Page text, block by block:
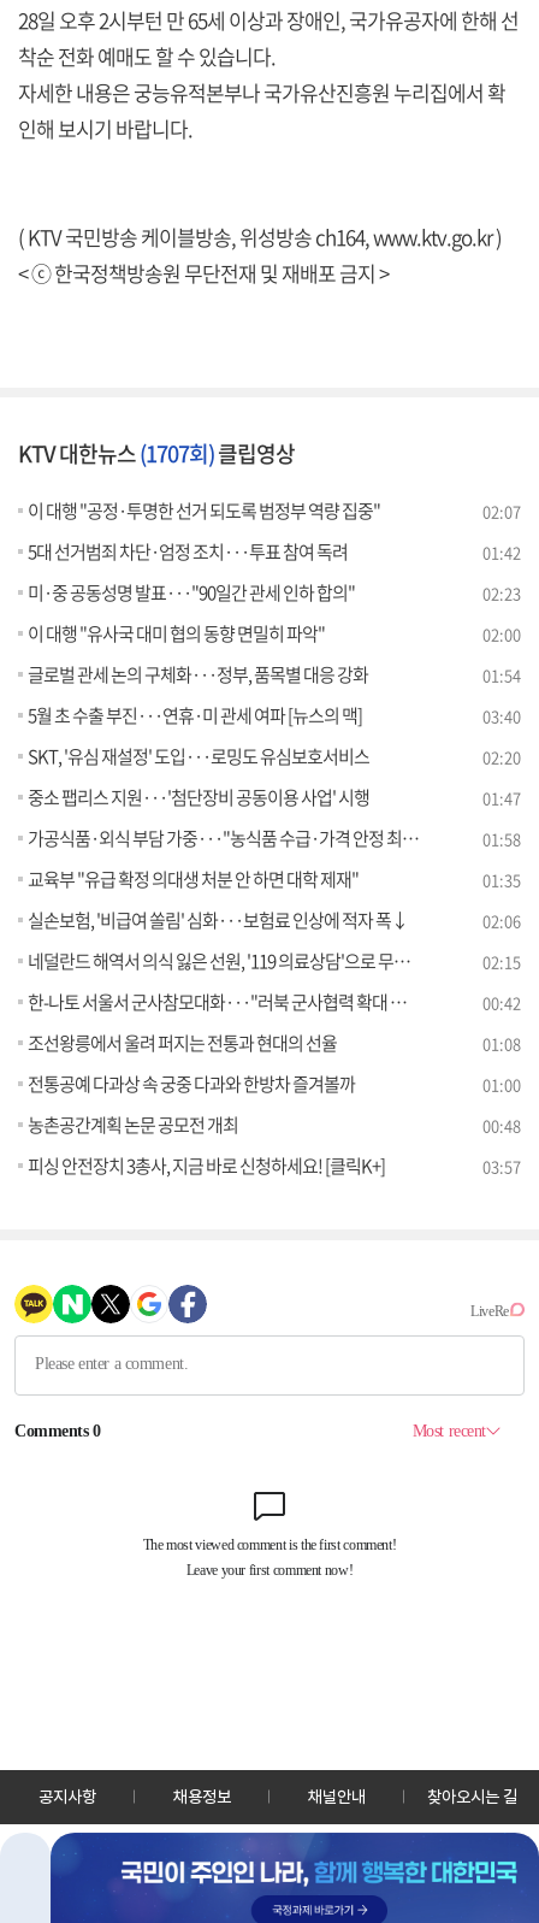
28일 오후 2시부턴 만 65세 이상과 장애인, 국가유공자에 한해 선
착순 전화 예매도 할 수 있습니다.
자세한 내용은 궁능유적본부나 국가유산진흥원 누리집에서 확
인해 보시기 바랍니다.
( KTV 국민방송 케이블방송, 위성방송 ch164,www.ktv.go.kr)
< ⓒ 한국정책방송원 무단전재 및 재배포 금지 >
KTV 대한뉴스(1707회)클립영상
이 대행 "공정·투명한 선거 되도록 범정부 역량 집중" 02:07
5대 선거범죄 차단·엄정 조치···투표 참여 독려 01:42
미·중 공동성명 발표···"90일간 관세 인하 합의" 02:23
이 대행 "유사국 대미 협의 동향 면밀히 파악" 02:00
글로벌 관세 논의 구체화···정부, 품목별 대응 강화 01:54
5월 초 수출 부진···연휴·미 관세 여파 [뉴스의 맥] 03:40
SKT, '유심 재설정' 도입···로밍도 유심보호서비스 02:20
중소 팹리스 지원···'첨단장비 공동이용 사업' 시행 01:47
가공식품·외식 부담 가중···"농식품 수급·가격 안정 최선" 01:58
교육부 "유급 확정 의대생 처분 안 하면 대학 제재" 01:35
실손보험, '비급여 쏠림' 심화···보험료 인상에 적자 폭↓ 02:06
네덜란드 해역서 의식 잃은 선원, '119 의료상담'으로 무사 귀국 02:15
한-나토 서울서 군사참모대화···"러북 군사협력 확대 우려" 00:42
조선왕릉에서 울려 퍼지는 전통과 현대의 선율 01:08
전통공예 다과상 속 궁중 다과와 한방차 즐겨볼까 01:00
농촌공간계획 논문 공모전 개최 00:48
피싱 안전장치 3총사, 지금 바로 신청하세요! [클릭K+] 03:57
공지사항 채용정보 채널안내 찾아오시는 길
30128 세종특별자치시 정부2청사로 13 한국정책방송원 KTV
TEL: 044-204-8000
Copyrightⓒ KTV 국민방송 All Rights Reserved.